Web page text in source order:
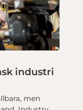
industri
men